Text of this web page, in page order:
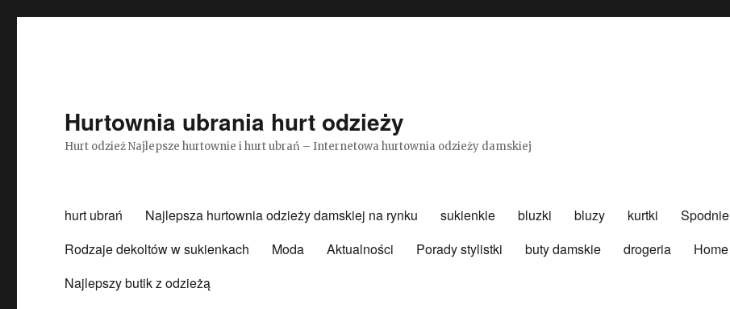
Hurtownia ubrania hurt odzieży
Hurt odzież Najlepsze hurtownie i hurt ubrań – Internetowa hurtownia odzieży damskiej
hurt ubrań Najlepsza hurtownia odzieży damskiej na rynku sukienkie bluzki bluzy kurtki Spodnie
Rodzaje dekoltów w sukienkach
Moda Aktualności Porady stylistki buty damskie drogeria Home
Najlepszy butik z odzieżą